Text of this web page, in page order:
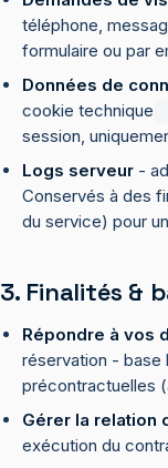
téléphone,
formulaire ou par
Données de
cookie technique
session,
Logs serveur -
Conservés à des
du service) pour
3. Finalités &
Répondre à vos
réservation - base
précontractuelles
Gérer la relation
exécution du